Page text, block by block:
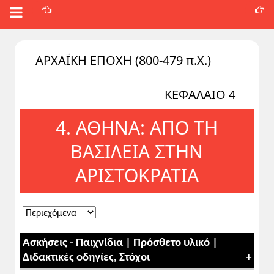
ΑΡΧΑΪΚΗ ΕΠΟΧΗ (800-479 π.Χ.)
ΚΕΦΑΛΑΙΟ 4
4. ΑΘΗΝΑ: ΑΠΟ ΤΗ
ΒΑΣIΛΕIΑ ΣΤΗΝ
ΑΡIΣΤΟΚΡΑΤIΑ
Ασκήσεις - Παιχνίδια | Πρόσθετο υλικό |
Διδακτικές οδηγίες, Στόχοι